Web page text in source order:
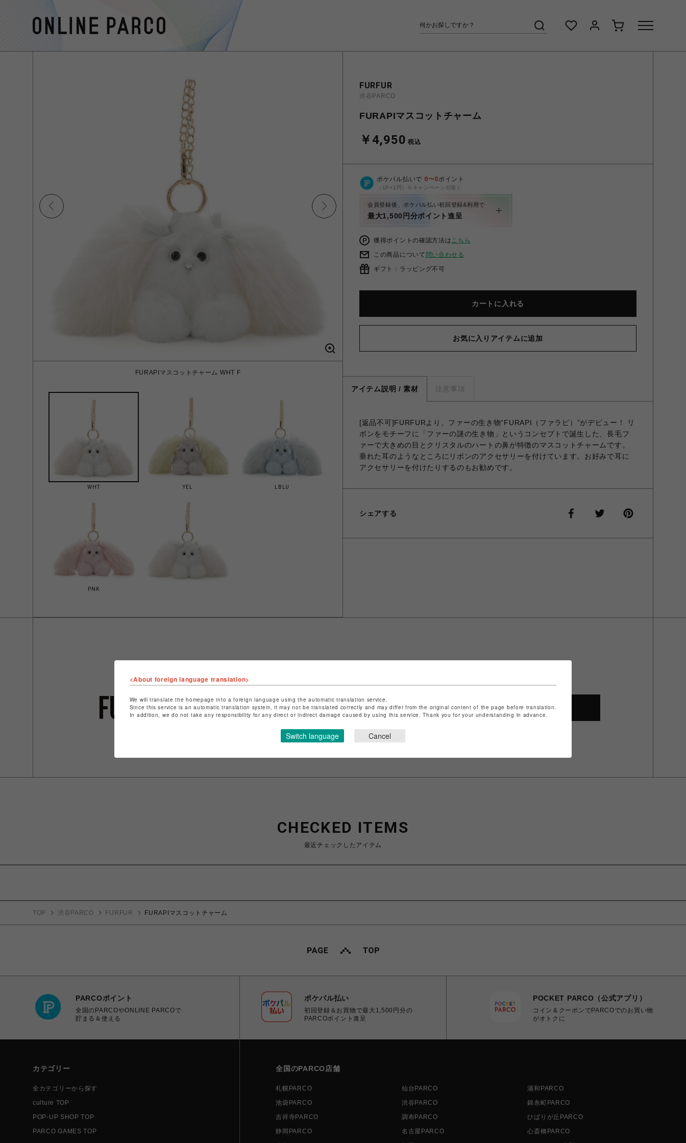
FURAPIマスコットチャーム WHT F
WHT YEL LBLU
PNK
FURFUR
渋谷PARCO
FURAPIマスコットチャーム
￥4,950 税込
ポケパル払いで 0〜0ポイント
（1P=1円）※キャンペーン分除く
会員登録後、ポケパル払い初回登録&利用で
最大1,500円分ポイント進呈
獲得ポイントの確認方法はこちら
この商品について 問い合わせる
ギフト：ラッピング不可
カートに入れる
お気に入りアイテムに追加
アイテム説明 / 素材 注意事項
[返品不可]FURFURより、ファーの生き物“FURAPI（ファラピ）”がデビュー！ リ
ボンをモチーフに「ファーの謎の生き物」というコンセプトで誕生した、長毛フ
ァーで大きめの目とクリスタルのハートの鼻が特徴のマスコットチャームです。
垂れた耳のようなところにリボンのアクセサリーを付けています。お好みで耳に
アクセサリーを付けたりするのもお勧めです。
シェアする
ショップ名
FURFUR
店舗名
渋谷PARCO
特定商取引法など法令に基づく表記はこちら
ショップお問い合わせはこちら
SHOP TOP
CHECKED ITEMS
最近チェックしたアイテム
TOP 渋谷PARCO FURFUR FURAPIマスコットチャーム
PARCOポイント
全国のPARCOやONLINE PARCOで
貯まる＆使える
ポケパル払い
初回登録＆お買物で最大1,500円分の
PARCOポイント進呈
POCKET PARCO（公式アプリ）
コイン＆クーポンでPARCOでのお買い物
がオトクに
カテゴリー
全カテゴリーから探す
culture TOP
POP-UP SHOP TOP
PARCO GAMES TOP
全国のPARCO店舗
札幌PARCO 仙台PARCO
浦和PARCO
池袋PARCO
渋谷PARCO
錦糸町PARCO
吉祥寺PARCO
調布PARCO
ひばりが丘PARCO
静岡PARCO
名古屋PARCO
心斎橋PARCO
<About foreign language translation>
We will translate the homepage into a foreign language using the automatic translation service.
Since this service is an automatic translation system, it may not be translated correctly and may differ from the original content of the page before translation.
In addition, we do not take any responsibility for any direct or indirect damage caused by using this service. Thank you for your understanding in advance.
Switch language Cancel